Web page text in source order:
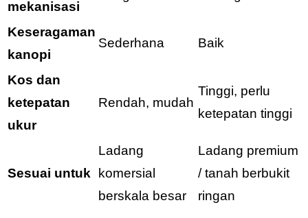
mekanisasi
Keseragaman
kanopi
Sederhana Baik
Kos dan
ketepatan
ukur
Rendah, mudah
Tinggi, perlu
ketepatan tinggi
Sesuai untuk
Ladang
komersial
berskala besar
Ladang premium
/ tanah berbukit
ringan